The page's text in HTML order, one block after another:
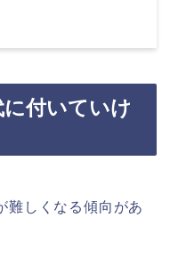
付いていけ
難しくなる傾向があ